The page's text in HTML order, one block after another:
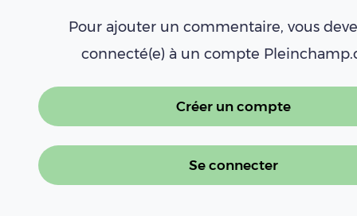
Pour ajouter un commentaire, vous
connecté(e) à un compte
Créer un compte
Se connecter